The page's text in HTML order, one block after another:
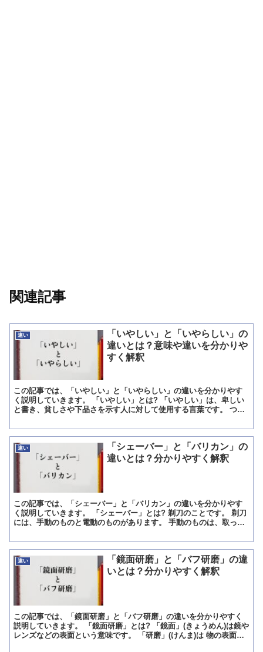
関連記事
違い
「いやしい」と「いやらしい」の
違いとは？意味や違いを分かりや
すく解釈
この記事では、「いやしい」と「いやらしい」の違いを分かりやす
く説明していきます。 「いやしい」とは? 「いやしい」は、卑しい
と書き、貧しさや下品さを示す人に対して使用する言葉です。 つま
違い
「シェーバー」と「バリカン」の
違いとは？分かりやすく解釈
この記事では、「シェーバー」と「バリカン」の違いを分かりやす
く説明していきます。 「シェーバー」とは? 剃刀のことです。 剃刀
には、手動のものと電動のものがあります。 手動のものは、取っ手
違い
「鏡面研磨」と「バフ研磨」の違
いとは？分かりやすく解釈
この記事では、「鏡面研磨」と「バフ研磨」の違いを分かりやすく
説明していきます。 「鏡面研磨」とは? 「鏡面」(きょうめん)は鏡や
レンズなどの表面という意味です。 「研磨」(けんま)は 物の表面を